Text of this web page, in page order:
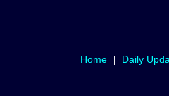
Home| Daily